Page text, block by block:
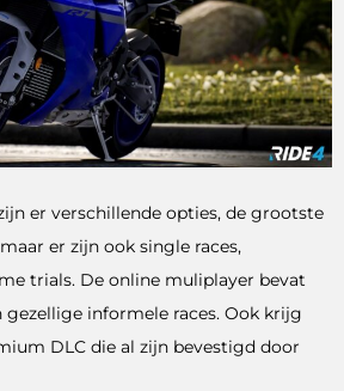
er verschillende opties, de grootste
er zijn ook single races,
trials. De online muliplayer bevat
informele races. Ook krijg
DLC die al zijn bevestigd door